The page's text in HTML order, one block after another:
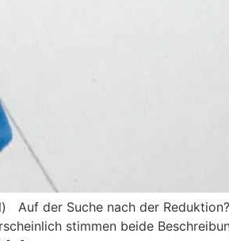
der Suche nach der Reduktion?
stimmen beide